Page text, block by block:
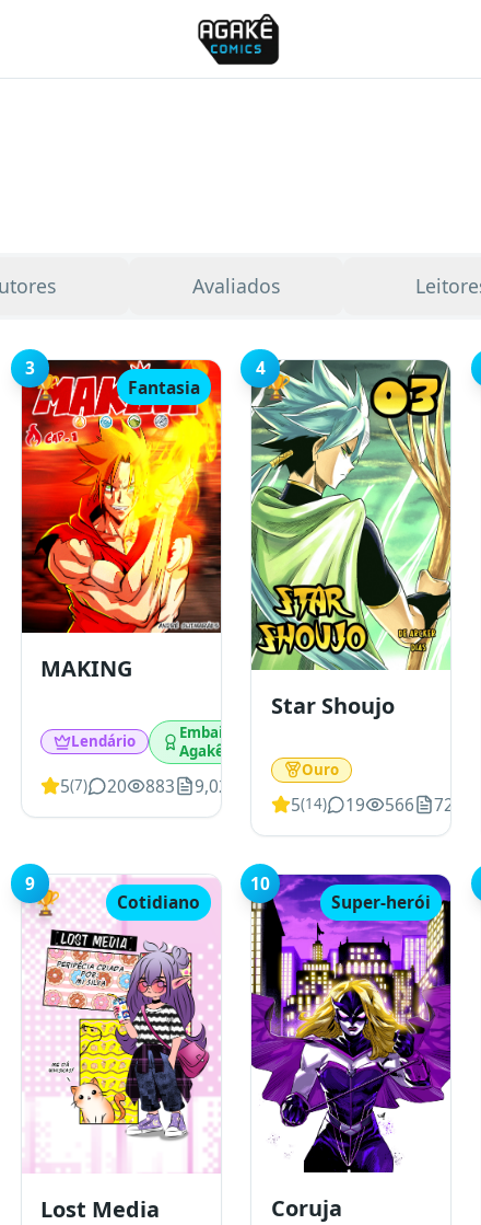
Avaliados
3
Fantasia
🏆
MAKING
Lendário
Embaixador
Agakê
5(7) 20 883 9,024
4
🏆
Star Shoujo
Ouro
5(14) 19 566 72,512
9
Cotidiano
🏆
Lost Media
10
Super-herói
Coruja